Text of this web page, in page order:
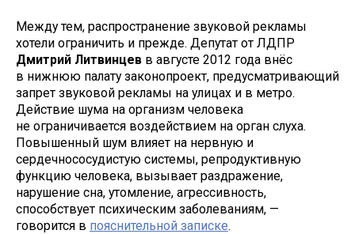
Между тем, распространение звуковой рекламы
хотели ограничить и прежде. Депутат от ЛДПР
Дмитрий Литвинцев в августе 2012 года внёс
в нижнюю палату законопроект, предусматривающий
запрет звуковой рекламы на улицах и в метро.
Действие шума на организм человека
не ограничивается воздействием на орган слуха.
Повышенный шум влияет на нервную и
сердечнососудистую системы, репродуктивную
функцию человека, вызывает раздражение,
нарушение сна, утомление, агрессивность,
способствует психическим заболеваниям, —
говорится в пояснительной записке.